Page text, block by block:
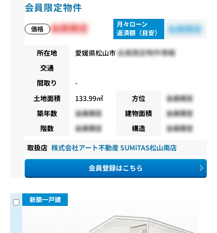
会員限定物件
価格 会員限定
月々ローン
返済額（目安）
会員限定
所在地 愛媛県松山市会員限定物件情報
交通
間取り
-
土地面積
133.99㎡ 方位
会員限定
築年数
会員限定 建物面積
会員限定
階数
会員限定 構造 会員限定
取扱店 株式会社アート不動産 SUMiTAS松山南店
会員登録はこちら
新築一戸建